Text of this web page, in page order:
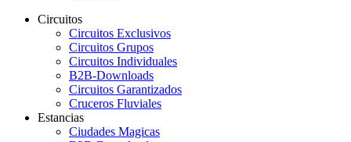
Circuitos
Circuitos Exclusivos
Circuitos Grupos
Circuitos Individuales
B2B-Downloads
Circuitos Garantizados
Cruceros Fluviales
Estancias
Ciudades Magicas